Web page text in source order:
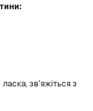
зв'яжіться з